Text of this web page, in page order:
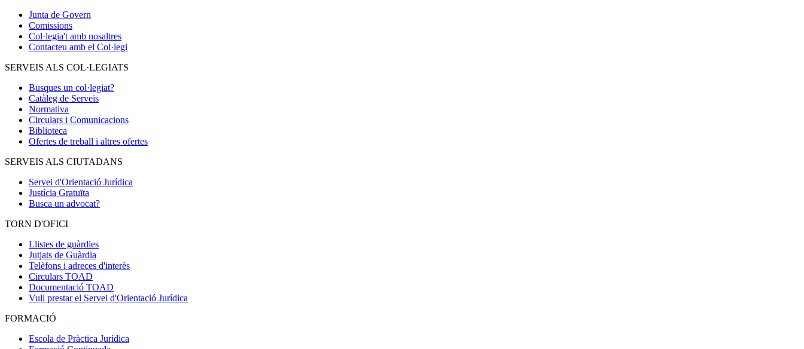
Junta de Govern
Comissions
Col·legia't amb nosaltres
Contacteu amb el Col·legi
SERVEIS ALS COL·LEGIATS
Busques un col·legiat?
Catàleg de Serveis
Normativa
Circulars i Comunicacions
Biblioteca
Ofertes de treball i altres ofertes
SERVEIS ALS CIUTADANS
Servei d'Orientació Jurídica
Justícia Gratuïta
Busca un advocat?
TORN D'OFICI
Llistes de guàrdies
Jutjats de Guàrdia
Telèfons i adreces d'interès
Circulars TOAD
Documentació TOAD
Vull prestar el Servei d'Orientació Jurídica
FORMACIÓ
Escola de Pràctica Jurídica